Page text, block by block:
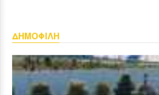
ΔΗΜΟΦΙΛΗ